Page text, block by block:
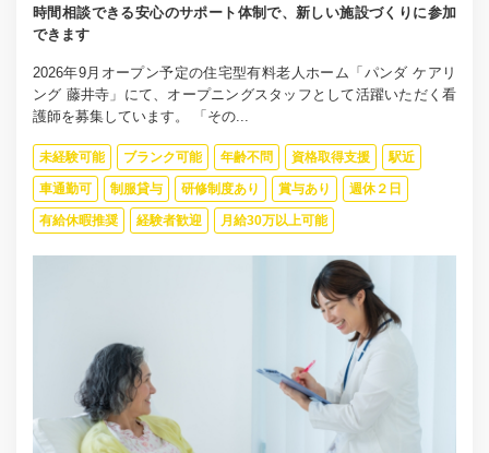
時間相談できる安心のサポート体制で、新しい施設づくりに参加
できます
2026年9月オープン予定の住宅型有料老人ホーム「パンダ ケアリ
ング 藤井寺」にて、オープニングスタッフとして活躍いただく看
護師を募集しています。 「その...
未経験可能 ブランク可能 年齢不問 資格取得支援 駅近
車通勤可 制服貸与 研修制度あり 賞与あり 週休２日
有給休暇推奨 経験者歓迎 月給30万以上可能